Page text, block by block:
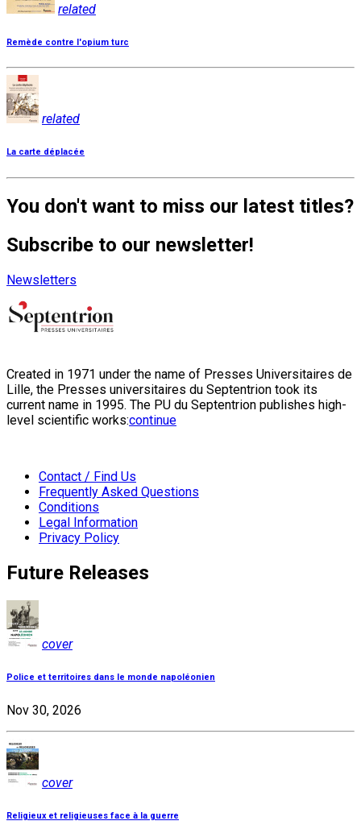
related
Remède contre l'opium turc
related
La carte déplacée
You don't want to miss our latest titles?
Subscribe to our newsletter!
Newsletters
Created in 1971 under the name of Presses Universitaires de
Lille, the Presses universitaires du Septentrion took its
current name in 1995. The PU du Septentrion publishes high-
level scientific works:continue
Contact / Find Us
Frequently Asked Questions
Conditions
Legal Information
Privacy Policy
Future Releases
cover
Police et territoires dans le monde napoléonien
Nov 30, 2026
cover
Religieux et religieuses face à la guerre